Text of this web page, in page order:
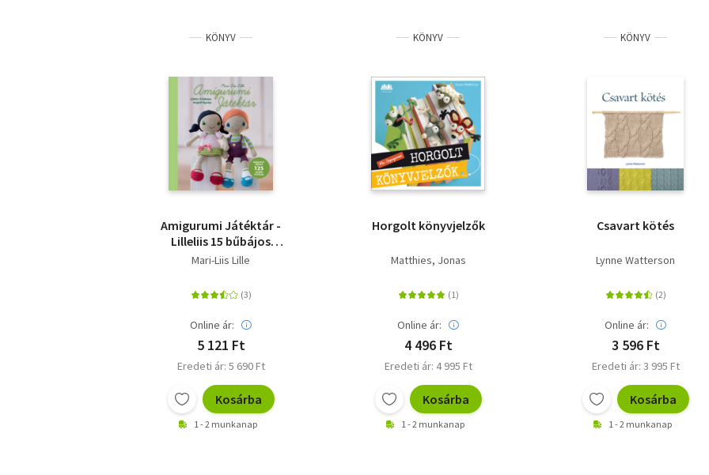
KÖNYV
Amigurumi Játéktár -
Lilleliis 15 bűbájos
horgolt figurája -
szuper fotóval
Mari-Liis Lille
Online ár:
5 121 Ft
Eredeti ár: 5 690 Ft
Kosárba
1 - 2 munkanap
KÖNYV
Horgolt könyvjelzők
Matthies, Jonas
Online ár:
4 496 Ft
Eredeti ár: 4 995 Ft
Kosárba
1 - 2 munkanap
KÖNYV
Csavart kötés
Lynne Watterson
Online ár:
3 596 Ft
Eredeti ár: 3 995 Ft
Kosárba
1 - 2 munkanap